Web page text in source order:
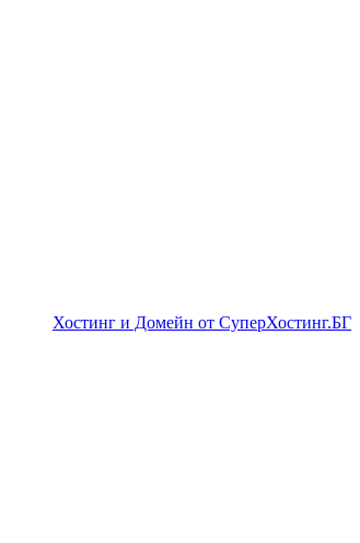
Хостинг и Домейн от СуперХостинг.БГ